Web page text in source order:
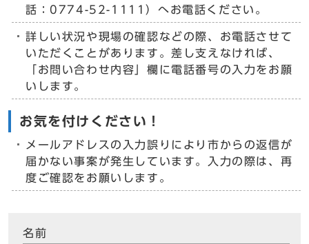
話：0774-52-1111）へお電話ください。
詳しい状況や現場の確認などの際、お電話させて
いただくことがあります。差し支えなければ、
「お問い合わせ内容」欄に電話番号の入力をお願
いします。
お気を付けください！
メールアドレスの入力誤りにより市からの返信が
届かない事案が発生しています。入力の際は、再
度ご確認をお願いします。
名前